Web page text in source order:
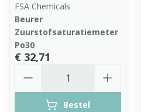
FSA Chemicals
Beurer
Zuurstofsaturatiemeter
Po30
€ 32,71
Bestel